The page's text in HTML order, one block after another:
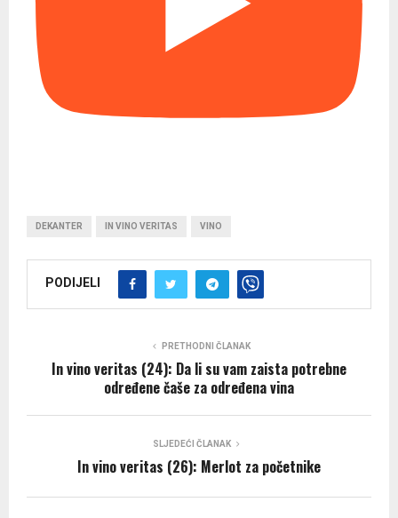
DEKANTER IN VINO VERITAS VINO
PODIJELI
PRETHODNI ČLANAK
In vino veritas (24): Da li su vam zaista potrebne
određene čaše za određena vina
SLJEDEĆI ČLANAK
In vino veritas (26): Merlot za početnike